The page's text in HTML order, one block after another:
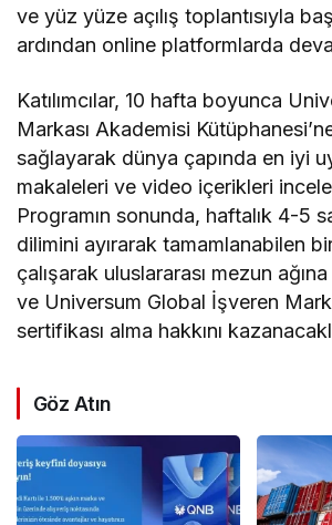
ve yüz yüze açılış toplantısıyla
ardından online platformlarda
Katılımcılar, 10 hafta boyunca
Markası Akademisi
sağlayarak dünya çapında en iyi
makaleleri ve video içerikleri
Programın sonunda, haftalık 4-5
dilimini ayırarak tamamlanabilen
çalışarak uluslararası mezun
ve Universum Global İşveren
sertifikası alma hakkını
Göz Atın